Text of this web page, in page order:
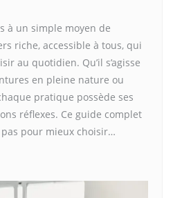
à un simple moyen de
riche, accessible à tous, qui
au quotidien. Qu’il s’agisse
en pleine nature ou
pratique possède ses
réflexes. Ce guide complet
pour mieux choisir…